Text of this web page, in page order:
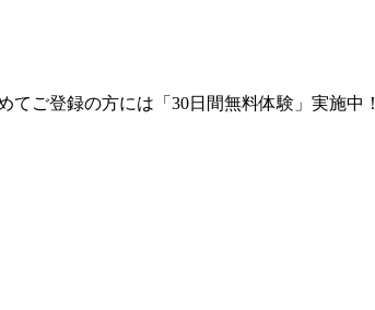
ご登録の方には「30日間無料体験」実施中！